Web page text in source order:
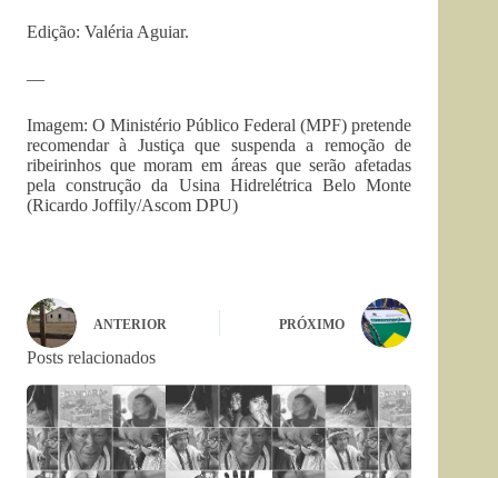
Edição: Valéria Aguiar.
—
Imagem: O Ministério Público Federal (MPF) pretende
recomendar à Justiça que suspenda a remoção de
ribeirinhos que moram em áreas que serão afetadas
pela construção da Usina Hidrelétrica Belo Monte
(Ricardo Joffily/Ascom DPU)
ANTERIOR PRÓXIMO
Posts relacionados